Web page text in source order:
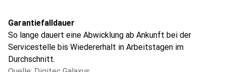
Garantiefalldauer
So lange dauert eine Abwicklung ab Ankunft bei der
Servicestelle bis Wiedererhalt in Arbeitstagen im
Durchschnitt.